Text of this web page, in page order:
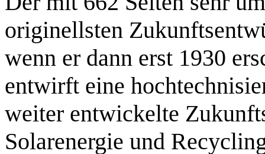
originellsten
wenn er dann erst 1930
entwirft eine
weiter ent­wickelte
Solarenergie und